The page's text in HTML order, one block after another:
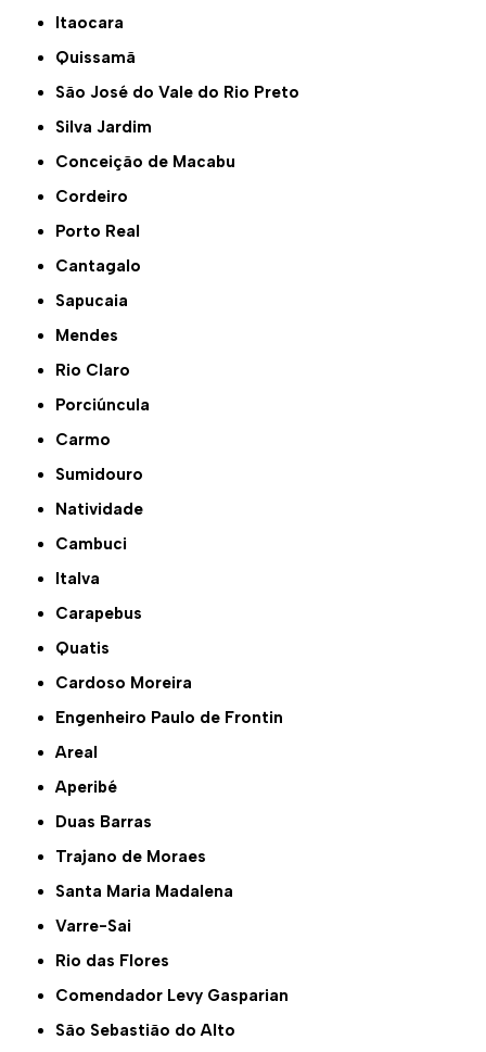
Itaocara
Quissamã
São José do Vale do Rio Preto
Silva Jardim
Conceição de Macabu
Cordeiro
Porto Real
Cantagalo
Sapucaia
Mendes
Rio Claro
Porciúncula
Carmo
Sumidouro
Natividade
Cambuci
Italva
Carapebus
Quatis
Cardoso Moreira
Engenheiro Paulo de Frontin
Areal
Aperibé
Duas Barras
Trajano de Moraes
Santa Maria Madalena
Varre-Sai
Rio das Flores
Comendador Levy Gasparian
São Sebastião do Alto